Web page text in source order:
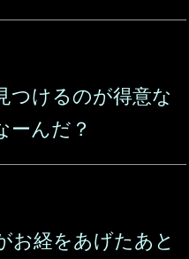
つけるのが得意な
ーんだ？
お経をあげたあと